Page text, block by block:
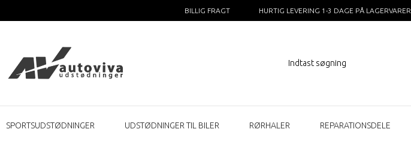
BILLIG FRAGT HURTIG LEVERING 1-3 DAGE PÅ LAGERVARER
SPORTSUDSTØDNINGER UDSTØDNINGER TIL BILER RØRHALER REPARATIONSDELE